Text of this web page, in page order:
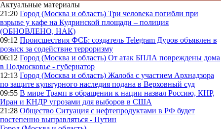
Актуальные материалы
21:20 Город (Москва и область) Три человека погибли при
взрыве у кафе на Кудринской площади – полиция
(ОБНОВЛЕНО, НАК)
09:12 Происшествия ФСБ: создатель Telegram Дуров объявлен в
розыск за содействие терроризму
06:12 Город (Москва и область) От атак БПЛА повреждены дома
в Подмосковье - губернатор
12:13 Город (Москва и область) Жалоба с участием Архнадзора
по защите культурного наследия подана в Верховный суд
09:55 В мире Трамп в обращении к нации назвал Россию, КНР,
Иран и КНДР угрозами для выборов в США
21:28 Общество Ситуация с нефтепродуктами в РФ будет
постепенно выправляться - Путин